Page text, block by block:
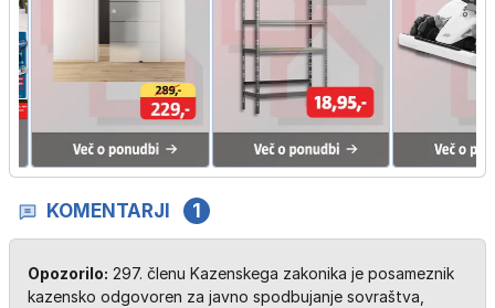
KOMENTARJI 1
Opozorilo: 297. členu Kazenskega zakonika je posameznik
kazensko odgovoren za javno spodbujanje sovraštva,